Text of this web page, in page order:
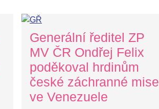
Generální ředitel ZP
MV ČR Ondřej Felix
poděkoval hrdinům
české záchranné mise
ve Venezuele